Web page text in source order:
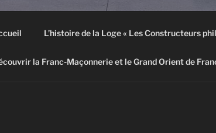
L’histoire de la Loge « Les Constructeurs
la Franc-Maçonnerie et le Grand Orient de